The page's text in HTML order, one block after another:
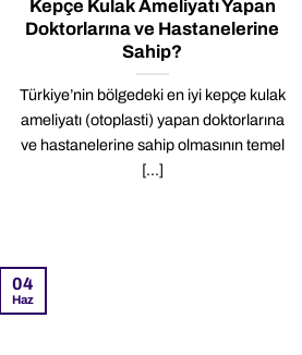
Kepçe Kulak Ameliyatı Yapan
Doktorlarına ve Hastanelerine
Sahip?
Türkiye’nin bölgedeki en iyi kepçe kulak
ameliyatı (otoplasti) yapan doktorlarına
ve hastanelerine sahip olmasının temel
[...]
04
Haz